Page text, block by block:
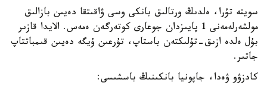
سويتە تۇرا، ەلدىڭ ورتالىق بانكى وسى ۋاقىتقا دەيىن بازالىق
مولشەرلەمەنى 1 پايىزدان جوعارى كوتەرگەن ەمەس. الايدا قازىر
بۇل ەلدە ازىق-تۇلىكتەن باستاپ، تۇرعىن ۇيگە دەيىن قىمباتتاپ
جاتىر.
كادزۋو ۋەدا، جاپونيا بانكىنىڭ باسشىسى: